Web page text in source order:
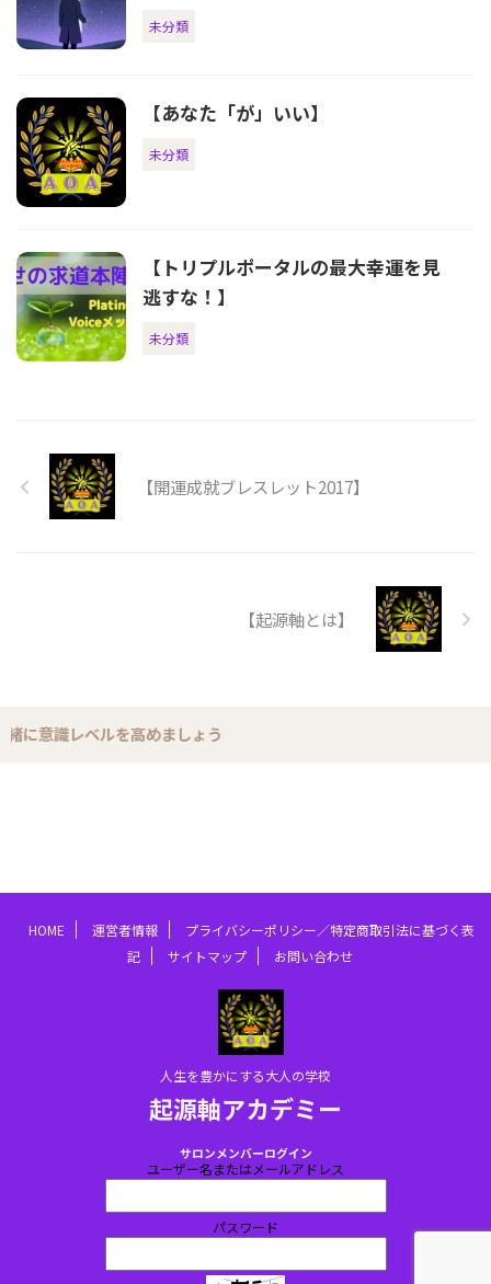
未分類
【あなた「が」いい】
未分類
【トリプルポータルの最大幸運を見
逃すな！】
未分類
【開運成就ブレスレット2017】
【起源軸とは】
意識レベルを高めましょう
HOME 運営者情報
プライバシーポリシー／特定商取引法に基づく表
記
サイトマップ お問い合わせ
人生を豊かにする大人の学校
起源軸アカデミー
サロンメンバーログイン
ユーザー名またはメールアドレス
パスワード